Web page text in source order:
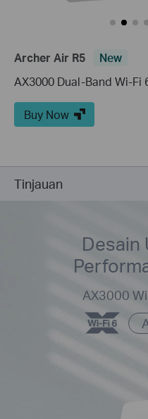
Archer Air R5
New
AX3000 Dual-Band Wi-Fi
Buy Now
Tinjauan
Desain
AX3000